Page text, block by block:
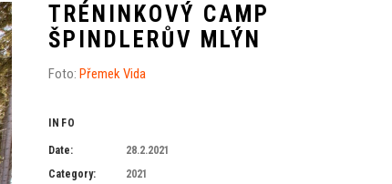
TRÉNINKOVÝ CAMP
ŠPINDLERŮV MLÝN
Foto: Přemek Vida
INFO
Date:
28.2.2021
Category:
2021